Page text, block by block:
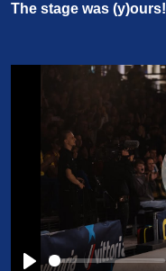
The stage was (y)ours!